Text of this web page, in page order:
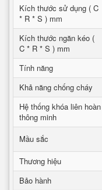
Kích thước sử dụng ( C
* R * S ) mm
Kích thước ngăn kéo (
C * R * S ) mm
Tính năng
Khả năng chống cháy
Hệ thống khóa liên hoàn
thông minh
Mầu sắc
Thương hiệu
Bảo hành